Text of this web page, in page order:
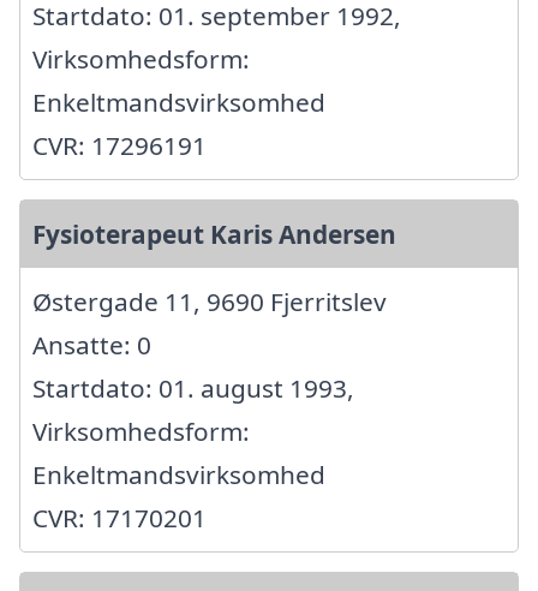
Startdato: 01. september 1992,
Virksomhedsform:
Enkeltmandsvirksomhed
CVR: 17296191
Fysioterapeut Karis Andersen
Østergade 11, 9690 Fjerritslev
Ansatte: 0
Startdato: 01. august 1993,
Virksomhedsform:
Enkeltmandsvirksomhed
CVR: 17170201